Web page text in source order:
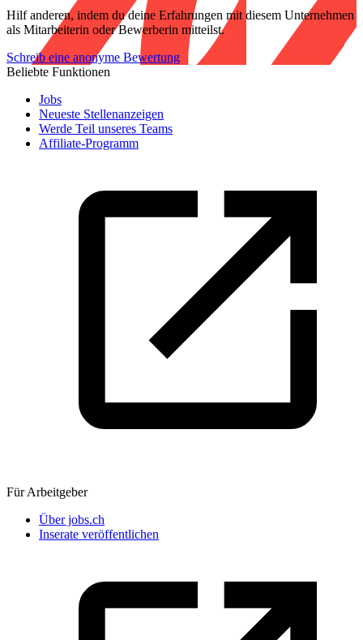
Hilf anderen, indem du deine Erfahrungen mit diesem Unternehmen
als Mitarbeiterin oder Bewerberin mitteilst.
Schreib eine anonyme Bewertung
Beliebte Funktionen
Jobs
Neueste Stellenanzeigen
Werde Teil unseres Teams
Affiliate-Programm
Für Arbeitgeber
Über jobs.ch
Inserate veröffentlichen